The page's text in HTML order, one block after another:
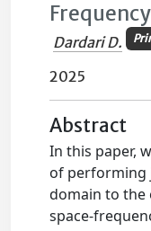
Dardari D.
2025
Abstract
In this paper,
of performing
domain to the
space-